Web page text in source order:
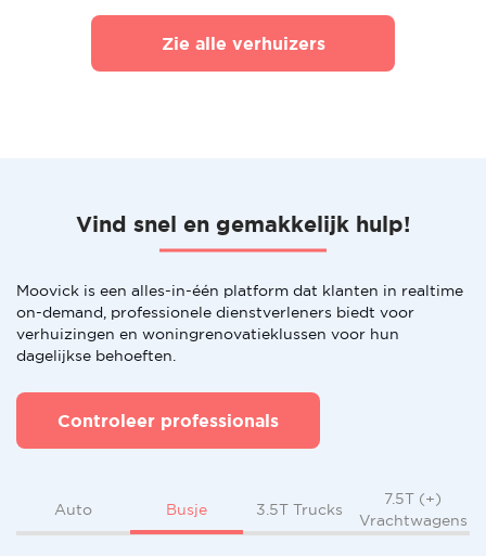
Zie alle verhuizers
Vind snel en gemakkelijk hulp!
Moovick is een alles-in-één platform dat klanten in realtime
on-demand, professionele dienstverleners biedt voor
verhuizingen en woningrenovatieklussen voor hun
dagelijkse behoeften.
Controleer professionals
Auto Busje 3.5T Trucks
7.5T (+)
Vrachtwagens